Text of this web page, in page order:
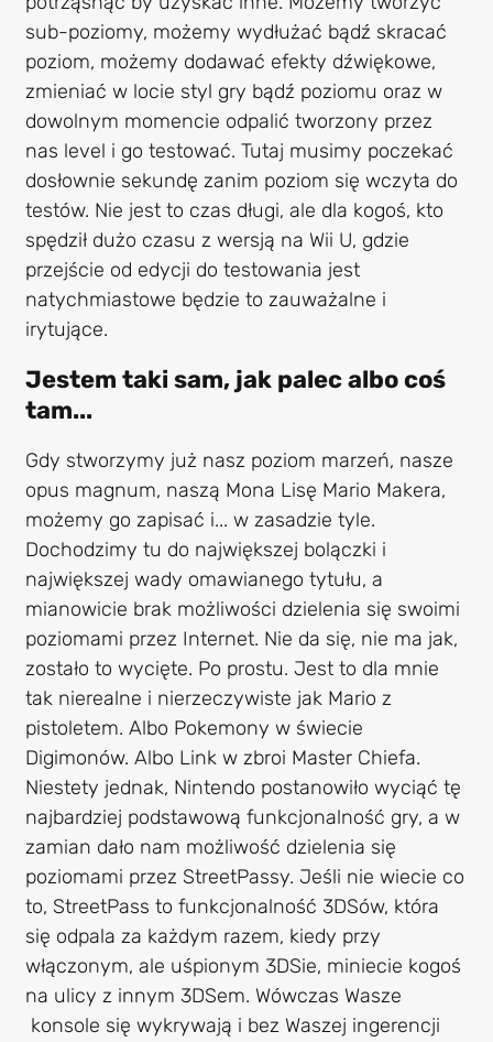
sub-poziomy, możemy wydłużać bądź skracać
poziom, możemy dodawać efekty dźwiękowe,
zmieniać w locie styl gry bądź poziomu oraz w
dowolnym momencie odpalić tworzony przez
nas level i go testować. Tutaj musimy poczekać
dosłownie sekundę zanim poziom się wczyta do
testów. Nie jest to czas długi, ale dla kogoś, kto
spędził dużo czasu z wersją na Wii U, gdzie
przejście od edycji do testowania jest
natychmiastowe będzie to zauważalne i
irytujące.
Jestem taki sam, jak palec albo coś
tam...
Gdy stworzymy już nasz poziom marzeń, nasze
opus magnum, naszą Mona Lisę Mario Makera,
możemy go zapisać i... w zasadzie tyle.
Dochodzimy tu do największej bolączki i
największej wady omawianego tytułu, a
mianowicie brak możliwości dzielenia się swoimi
poziomami przez Internet. Nie da się, nie ma jak,
zostało to wycięte. Po prostu. Jest to dla mnie
tak nierealne i nierzeczywiste jak Mario z
pistoletem. Albo Pokemony w świecie
Digimonów. Albo Link w zbroi Master Chiefa.
Niestety jednak, Nintendo postanowiło wyciąć tę
najbardziej podstawową funkcjonalność gry, a w
zamian dało nam możliwość dzielenia się
poziomami przez StreetPassy. Jeśli nie wiecie co
to, StreetPass to funkcjonalność 3DSów, która
się odpala za każdym razem, kiedy przy
włączonym, ale uśpionym 3DSie, miniecie kogoś
na ulicy z innym 3DSem. Wówczas Wasze
konsole się wykrywają i bez Waszej ingerencji